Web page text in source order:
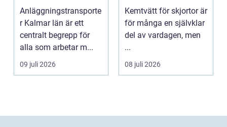
byggprojekt
Anläggningstransporte
r Kalmar län är ett
centralt begrepp för
alla som arbetar m...
09 juli 2026
fungerar
professionell
klädvård i
Kemtvätt för skjortor är
för många en självklar
del av vardagen, men
...
08 juli 2026